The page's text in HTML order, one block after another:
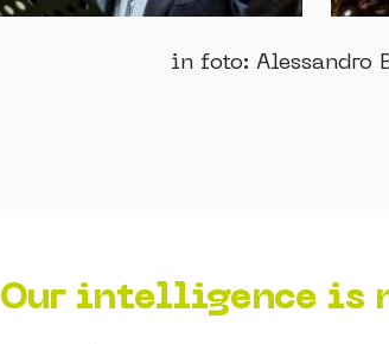
in foto: Alessandro
Our intelligence